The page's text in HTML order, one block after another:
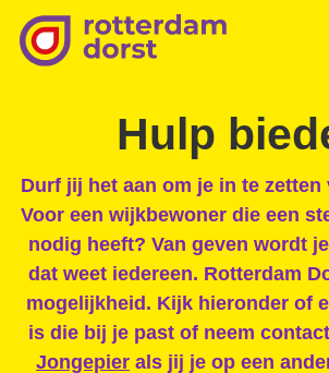
Hulp nodig? Hulp
Over ons
Deelnemers &
Nieuws
Hulp
Durf jij het aan om je in te zetten
Voor een wijkbewoner die een
nodig heeft? Van geven wordt
dat weet iedereen. Rotterdam
mogelijkheid. Kijk hieronder of
is die bij je past of neem
Jongepier als jij je op een